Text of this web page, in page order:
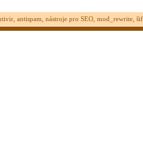
antispam, nástroje pro SEO, mod_rewrite,